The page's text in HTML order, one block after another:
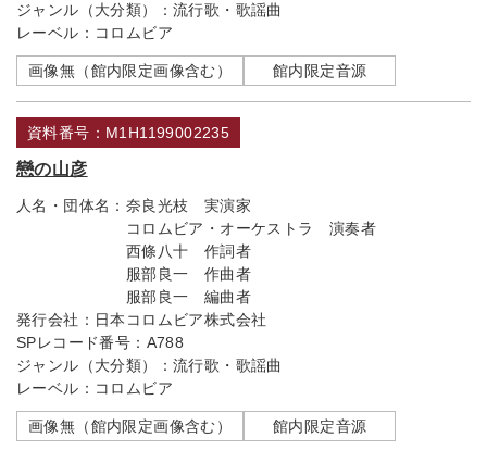
ジャンル（大分類）： 流行歌・歌謡曲
レーベル： コロムビア
画像無（館内限定画像含む） 館内限定音源
資料番号：M1H1199002235
戀の山彦
人名・団体名： 奈良光枝 実演家
コロムビア・オーケストラ 演奏者
西條八十 作詞者
服部良一 作曲者
服部良一 編曲者
発行会社： 日本コロムビア株式会社
SPレコード番号： A788
ジャンル（大分類）： 流行歌・歌謡曲
レーベル： コロムビア
画像無（館内限定画像含む） 館内限定音源